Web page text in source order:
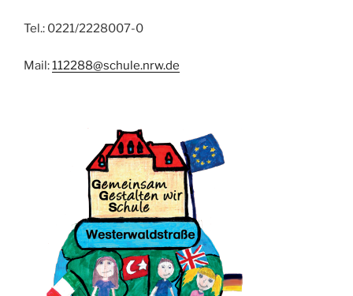
Tel.: 0221/2228007-0
Mail:112288@schule.nrw.de